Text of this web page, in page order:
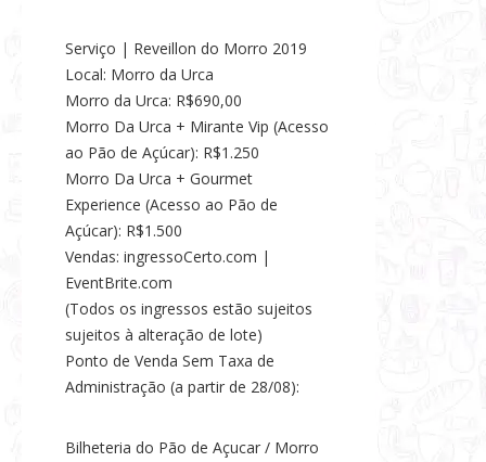
Serviço | Reveillon do Morro 2019
Local: Morro da Urca
Morro da Urca: R$690,00
Morro Da Urca + Mirante Vip (Acesso
ao Pão de Açúcar): R$1.250
Morro Da Urca + Gourmet
Experience (Acesso ao Pão de
Açúcar): R$1.500
Vendas: ingressoCerto.com |
EventBrite.com
(Todos os ingressos estão sujeitos
sujeitos à alteração de lote)
Ponto de Venda Sem Taxa de
Administração (a partir de 28/08):
Bilheteria do Pão de Açucar / Morro